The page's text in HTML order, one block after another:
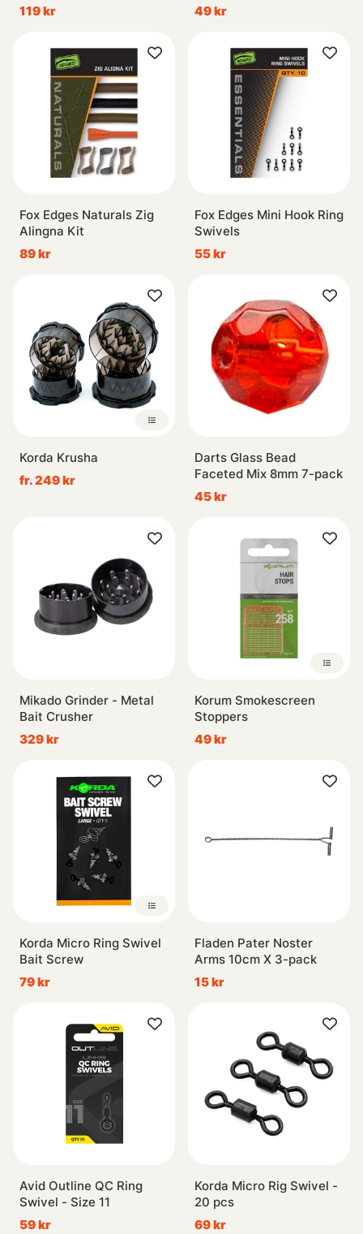
119 kr
49 kr
Fox Edges Naturals Zig
Alingna Kit
89 kr
Fox Edges Mini Hook Ring
Swivels
55 kr
Korda Krusha
fr. 249 kr
Darts Glass Bead
Faceted Mix 8mm 7-pack
45 kr
Mikado Grinder - Metal
Bait Crusher
329 kr
Korum Smokescreen
Stoppers
49 kr
Korda Micro Ring Swivel
Bait Screw
79 kr
Fladen Pater Noster
Arms 10cm X 3-pack
15 kr
Avid Outline QC Ring
Swivel - Size 11
59 kr
Korda Micro Rig Swivel -
20 pcs
69 kr